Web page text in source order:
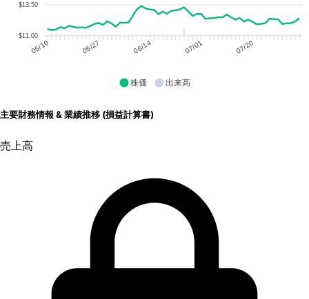
$13.50
$11.00
05/10 05/27 06/14 07/01 07/20
株価 出来高
主要財務情報 & 業績推移 (損益計算書)
売上高